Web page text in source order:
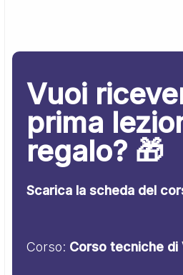
Vuoi
prima
regalo? 🎁
Scarica la scheda del
Corso: Corso tecniche di